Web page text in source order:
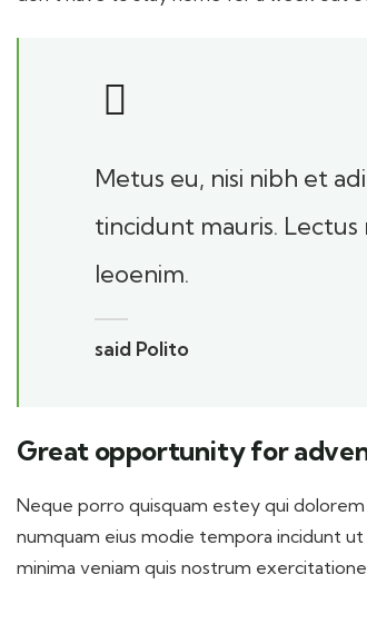
Metus eu, nisi nibh et
tincidunt mauris.
leoenim.
said Polito
Great opportunity for
Neque porro quisquam estey qui
numquam eius modie tempora incidunt
minima veniam quis nostrum